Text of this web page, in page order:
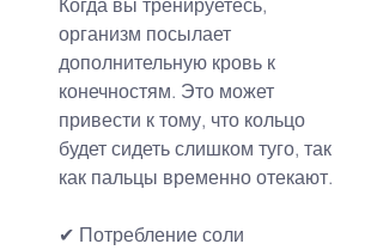
Когда вы тренируетесь,
организм посылает
дополнительную кровь к
конечностям. Это может
привести к тому, что кольцо
будет сидеть слишком туго, так
как пальцы временно отекают.
✔ Потребление соли